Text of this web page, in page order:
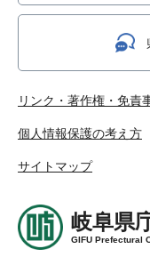
リンク・著作権・免責
個人情報保護の考え方
サイトマップ
岐阜県
GIFU Prefectural